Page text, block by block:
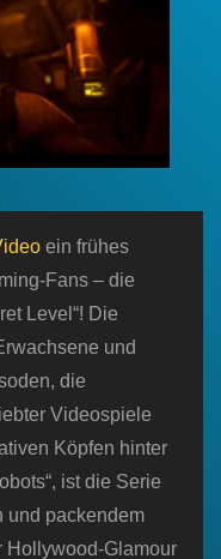
ein frühes
Fans – die
Level“! Die
und
die
Videospiele
Köpfen hinter
ist die Serie
und packendem
Hollywood-Glamour